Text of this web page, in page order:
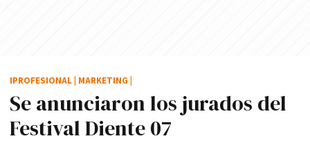
Se anunciaron los jurados del
Festival Diente 07
IPROFESIONAL MARKETING